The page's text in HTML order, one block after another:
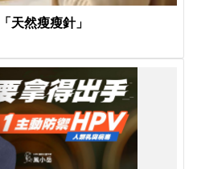
天然瘦瘦針」